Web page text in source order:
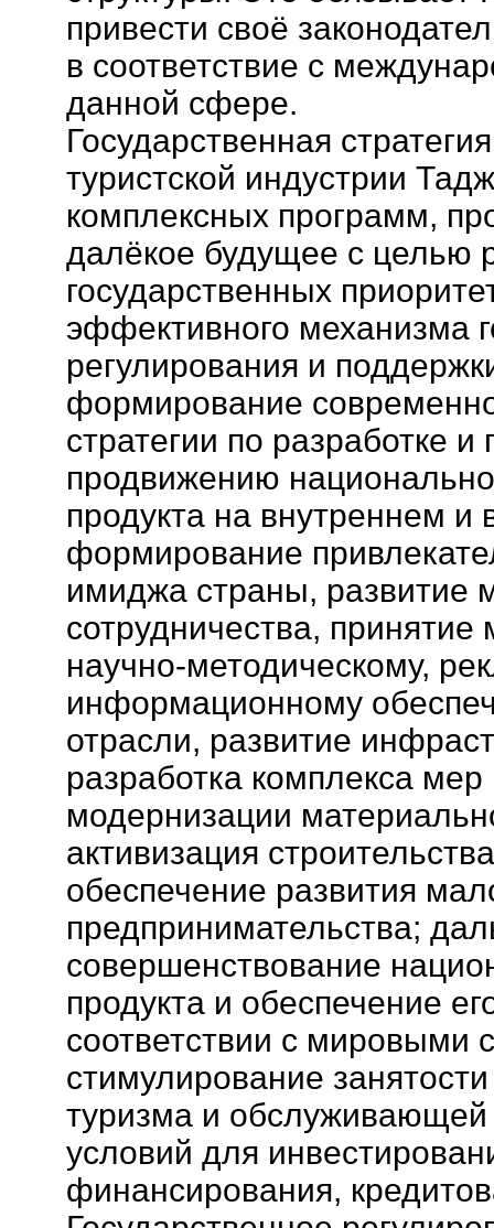
привести своё
в соответствие с
данной сфере.
Государственная
туристской индустрии
комплексных программ,
далёкое будущее с целью
государственных
эффективного механизма
регулирования и
формирование
стратегии по разработке
продвижению
продукта на внутреннем
формирование
имиджа страны, развитие
сотрудничества,
научно-методическому,
информационному
отрасли, развитие
разработка комплекса
модернизации
активизация
обеспечение развития
предпринимательства;
совершенствование
продукта и обеспечение
соответствии с мировыми
стимулирование
туризма и
условий для
финансирования,